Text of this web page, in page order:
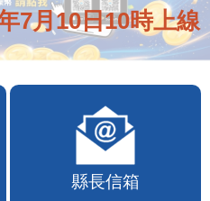
7月10日10時上線
縣長信箱